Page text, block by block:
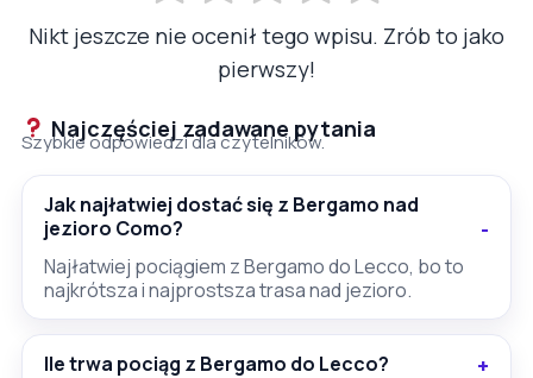
Nikt jeszcze nie ocenił tego wpisu. Zrób to jako
pierwszy!
Najczęściej zadawane pytania
Szybkie odpowiedzi dla czytelników.
Jak najłatwiej dostać się z Bergamo nad
jezioro Como?
Najłatwiej pociągiem z Bergamo do Lecco, bo to
najkrótsza i najprostsza trasa nad jezioro.
Ile trwa pociąg z Bergamo do Lecco?